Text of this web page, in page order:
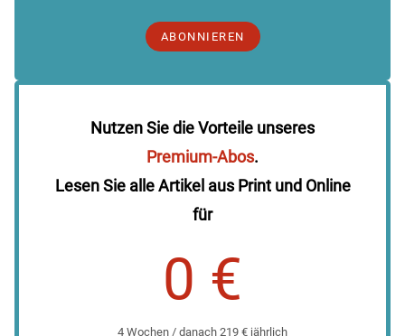
ABONNIEREN
Nutzen Sie die Vorteile unseres
Premium-Abos.
Lesen Sie alle Artikel aus Print und Online
für
0 €
4 Wochen / danach 219 € jährlich